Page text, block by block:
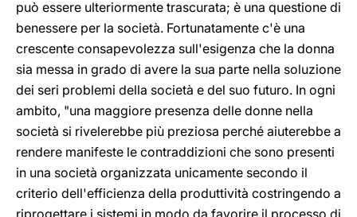
può essere ulteriormente trascurata; è una questione di
benessere per la società. Fortunatamente c'è una
crescente consapevolezza sull'esigenza che la donna
sia messa in grado di avere la sua parte nella soluzione
dei seri problemi della società e del suo futuro. In ogni
ambito, "una maggiore presenza delle donne nella
società si rivelerebbe più preziosa perché aiuterebbe a
rendere manifeste le contraddizioni che sono presenti
in una società organizzata unicamente secondo il
criterio dell'efficienza della produttività costringendo a
riprogettare i sistemi in modo da favorire il processo di